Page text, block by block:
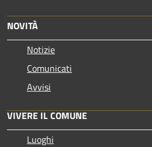
NOVITÀ
Notizie
Comunicati
Avvisi
VIVERE IL COMUNE
Luoghi